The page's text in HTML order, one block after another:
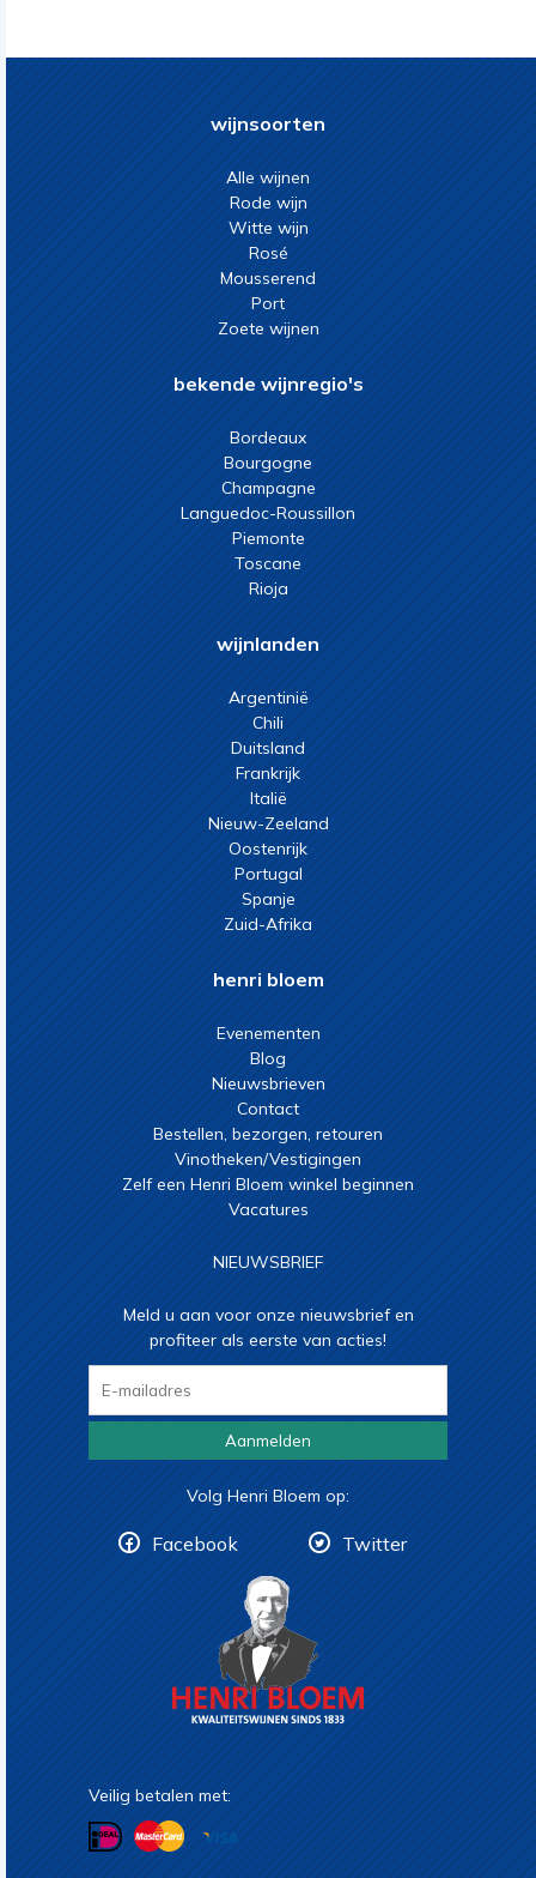
wijnsoorten
Alle wijnen
Rode wijn
Witte wijn
Rosé
Mousserend
Port
Zoete wijnen
bekende wijnregio's
Bordeaux
Bourgogne
Champagne
Languedoc-Roussillon
Piemonte
Toscane
Rioja
wijnlanden
Argentinië
Chili
Duitsland
Frankrijk
Italië
Nieuw-Zeeland
Oostenrijk
Portugal
Spanje
Zuid-Afrika
henri bloem
Evenementen
Blog
Nieuwsbrieven
Contact
Bestellen, bezorgen, retouren
Vinotheken/Vestigingen
Zelf een Henri Bloem winkel beginnen
Vacatures
NIEUWSBRIEF
Meld u aan voor onze nieuwsbrief en
profiteer als eerste van acties!
Aanmelden
Volg Henri Bloem op:
Facebook Twitter
Veilig betalen met: